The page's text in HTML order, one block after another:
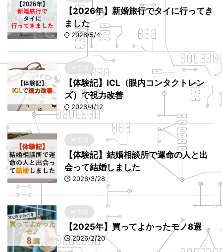
【2026年】新婚旅行でタイに行ってき
ました
2026/5/4
与太話
【体験記】ICL（眼内コンタクトレン
ズ）で視力改善
2026/4/12
与太話
【体験記】結婚相談所で運命の人と出
会って結婚しました
2026/3/28
与太話
【2025年】買ってよかったモノ8選
2026/2/20